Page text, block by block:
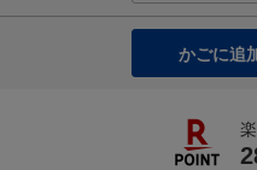
かごに追